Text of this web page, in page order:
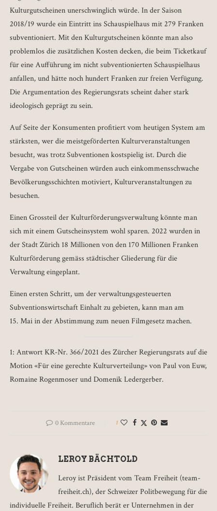
Kulturgutscheinen unerschwinglich würde. In der Saison
2018/19 wurde ein Eintritt ins Schauspielhaus mit 279 Franken
subventioniert. Mit den Kulturgutscheinen könnte man also
problemlos die zusätzlichen Kosten decken, die beim Ticketkauf
für eine Aufführung im nicht subventionierten Schauspielhaus
anfallen, und hätte noch hundert Franken zur freien Verfügung.
Die Argumentation des Regierungsrats scheint daher stark
ideologisch geprägt zu sein.
Auf Seite der Konsumenten profitiert vom heutigen System am
stärksten, wer die meistgeförderten Kulturveranstaltungen
besucht, was trotz Subventionen kostspielig ist. Durch die
Vergabe von Gutscheinen würden auch einkommensschwache
Bevölkerungsschichten motiviert, Kulturveranstaltungen zu
besuchen.
Einen Grossteil der Kulturförderungsverwaltung könnte man
sich mit einem Gutscheinsystem wohl sparen. 2022 wurden in
der Stadt Zürich 18 Millionen von den 170 Millionen Franken
Kulturförderung gemäss städtischer Gliederung für die
Verwaltung eingeplant.
Einen ersten Schritt, um der verwaltungsgesteuerten
Subventionswirtschaft Einhalt zu gebieten, kann man am
15. Mai in der Abstimmung zum neuen Filmgesetz machen.
1: Antwort KR-Nr. 366/2021 des Zürcher Regierungsrats auf die
Motion «Für eine gerechte Kulturverteilung» von Paul von Euw,
Romaine Rogenmoser und Domenik Ledergerber.
0 Kommentare 1
LEROY BÄCHTOLD
Leroy ist Präsident vom Team Freiheit (team-
freiheit.ch), der Schweizer Politbewegung für die
individuelle Freiheit. Beruflich berät er Unternehmen in der